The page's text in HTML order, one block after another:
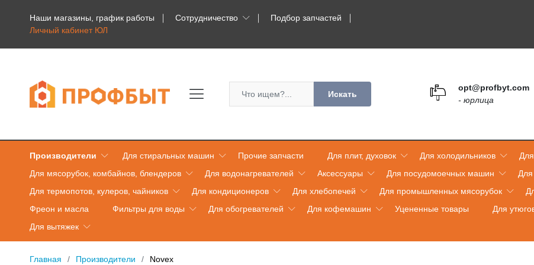
Наши магазины, график работы Сотрудничество
Подбор запчастей
Личный кабинет ЮЛ
Искать
opt@profbyt.com
- юрлица
Производители Для стиральных машин Прочие запчасти Для плит, духовок Для холодильников
Для мясорубок, комбайнов, блендеров
Для водонагревателей Аксессуары Для посудомоечных машин Для
Для термопотов, кулеров, чайников
Для кондиционеров Для хлебопечей Для промышленных мясорубок
Фреон и масла
Фильтры для воды Для обогревателей Для кофемашин Уцененные товары Для
Для вытяжек
Главная Производители Novex